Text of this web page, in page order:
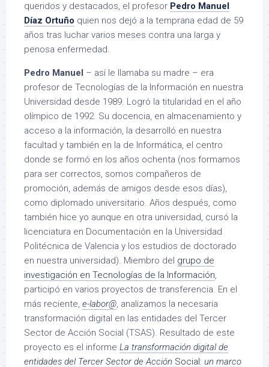
queridos y destacados, el profesor Pedro Manuel
Díaz Ortuño quien nos dejó a la temprana edad de 59
años tras luchar varios meses contra una larga y
penosa enfermedad.
Pedro Manuel – así le llamaba su madre – era
profesor de Tecnologías de la Información en nuestra
Universidad desde 1989. Logró la titularidad en el año
olímpico de 1992. Su docencia, en almacenamiento y
acceso a la información, la desarrolló en nuestra
facultad y también en la de Informática, el centro
donde se formó en los años ochenta (nos formamos
para ser correctos, somos compañeros de
promoción, además de amigos desde esos días),
como diplomado universitario. Años después, como
también hice yo aunque en otra universidad, cursó la
licenciatura en Documentación en la Universidad
Politécnica de Valencia y los estudios de doctorado
en nuestra universidad). Miembro del grupo de
investigación en Tecnologías de la Información,
participó en varios proyectos de transferencia. En el
más reciente, e-labor@, analizamos la necesaria
transformación digital en las entidades del Tercer
Sector de Acción Social (TSAS). Resultado de este
proyecto es el informe La transformación digital de
entidades del Tercer Sector de Acción Social: un marco